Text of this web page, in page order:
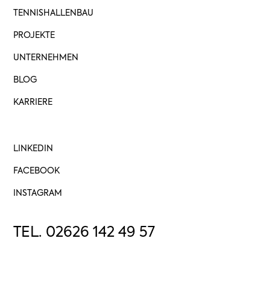
TENNISHALLENBAU
PROJEKTE
UNTERNEHMEN
BLOG
KARRIERE
LINKEDIN
FACEBOOK
INSTAGRAM
TEL. 02626 142 49 57